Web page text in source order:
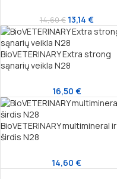
14,60€ 13,14 €
BioVETERINARY Extra strong
sąnarių veikla N28
16,50 €
BioVETERINARY multimineral ir
širdis N28
14,60€